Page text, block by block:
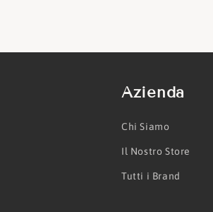
Azienda
Chi Siamo
Il Nostro Store
Tutti i Brand